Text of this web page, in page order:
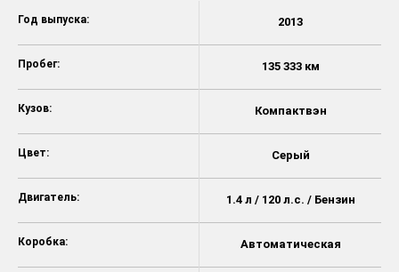
Год выпуска:
Пробег:
Кузов:
Цвет:
Двигатель:
Коробка:
2013
135 333 км
Компактвэн
Серый
1.4 л / 120 л.с. / Бензин
Автоматическая